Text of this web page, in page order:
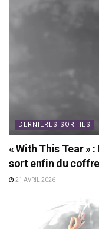
DERNIÈRES SORTIES
« With This Tear »
sort enfin du coffre
21 AVRIL 2026